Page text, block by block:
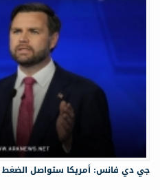
جي دي فانس: أمريكا ستواصل الضغط